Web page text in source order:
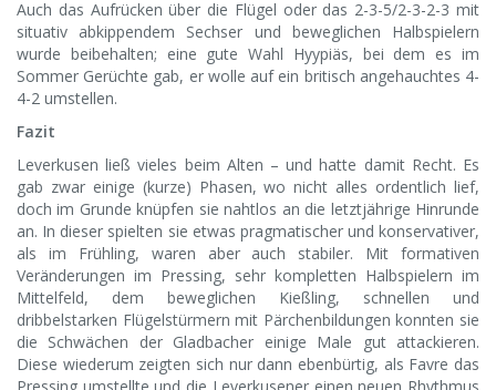
Auch das Aufrücken über die Flügel oder das 2-3-5/2-3-2-3 mit
situativ abkippendem Sechser und beweglichen Halbspielern
wurde beibehalten; eine gute Wahl Hyypiäs, bei dem es im
Sommer Gerüchte gab, er wolle auf ein britisch angehauchtes 4-
4-2 umstellen.
Fazit
Leverkusen ließ vieles beim Alten – und hatte damit Recht. Es
gab zwar einige (kurze) Phasen, wo nicht alles ordentlich lief,
doch im Grunde knüpfen sie nahtlos an die letztjährige Hinrunde
an. In dieser spielten sie etwas pragmatischer und konservativer,
als im Frühling, waren aber auch stabiler. Mit formativen
Veränderungen im Pressing, sehr kompletten Halbspielern im
Mittelfeld, dem beweglichen Kießling, schnellen und
dribbelstarken Flügelstürmern mit Pärchenbildungen konnten sie
die Schwächen der Gladbacher einige Male gut attackieren.
Diese wiederum zeigten sich nur dann ebenbürtig, als Favre das